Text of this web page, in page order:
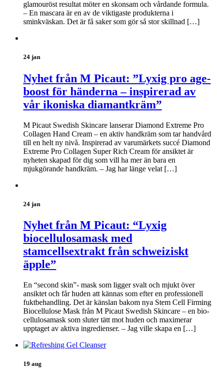
glamouröst resultat möter en skonsam och vårdande formula.
– En mascara är en av de viktigaste produkterna i
sminkväskan. Det är få saker som gör så stor skillnad […]
24 jan
Nyhet från M Picaut: ”Lyxig pro age-
boost för händerna – inspirerad av
vår ikoniska diamantkräm”
M Picaut Swedish Skincare lanserar Diamond Extreme Pro
Collagen Hand Cream – en aktiv handkräm som tar handvård
till en helt ny nivå. Inspirerad av varumärkets succé Diamond
Extreme Pro Collagen Super Rich Cream för ansiktet är
nyheten skapad för dig som vill ha mer än bara en
mjukgörande handkräm. – Jag har länge velat […]
24 jan
Nyhet från M Picaut: “Lyxig
biocellulosamask med
stamcellsextrakt från schweiziskt
äpple”
En “second skin”- mask som ligger svalt och mjukt över
ansiktet och får huden att kännas som efter en professionell
fuktbehandling. Det är känslan bakom nya Stem Cell Firming
Biocellulose Mask från M Picaut Swedish Skincare – en bio-
cellulosamask som sluter tätt mot huden och maximerar
upptaget av aktiva ingredienser. – Jag ville skapa en […]
19 aug